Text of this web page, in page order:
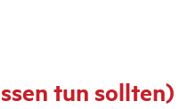
tun sollten)